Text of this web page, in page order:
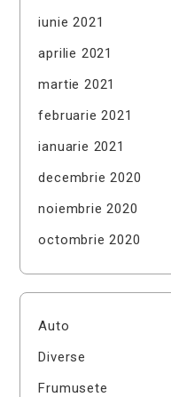
iunie 2021
aprilie 2021
martie 2021
februarie 2021
ianuarie 2021
decembrie 2020
noiembrie 2020
octombrie 2020
Auto
Diverse
Frumusete